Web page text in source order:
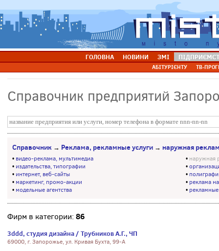
ГОЛОВНА НОВИНИ ЗМІ
АБІТУРІЄНТУ ТВ-
Справочник предприятий
Справочник → Реклама, рекламные услуги → наружная
• видео-реклама, мультимедиа
• издательства, типографии
• интернет, веб-сайты
• маркетинг, промо-акции
• модельные агентства
• наружная
•
•
• реклама
•
Фирм в категории: 86
3ddd, студия дизайна / Трубников А.Г., ЧП
69000, г. Запорожье, ул. Кривая Бухта, 99-А